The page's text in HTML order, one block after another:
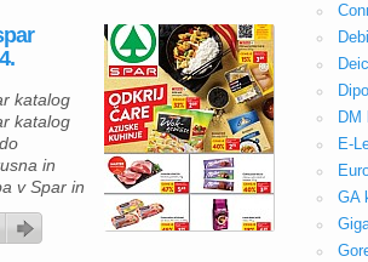
srede 2.
aprila
V
za dom
ki
katalog
katalog
in
v Spar in
izberite
za vaš
DM
E-
GA